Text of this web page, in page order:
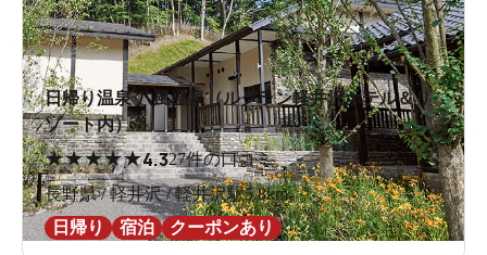
日帰り温泉 八風温泉（ルグラン軽井沢ホテル＆リ
ゾート内）
★★★★★4.327件の口コミ
長野県 / 軽井沢 / 軽井沢駅5.8km
日帰り
宿泊 クーポンあり